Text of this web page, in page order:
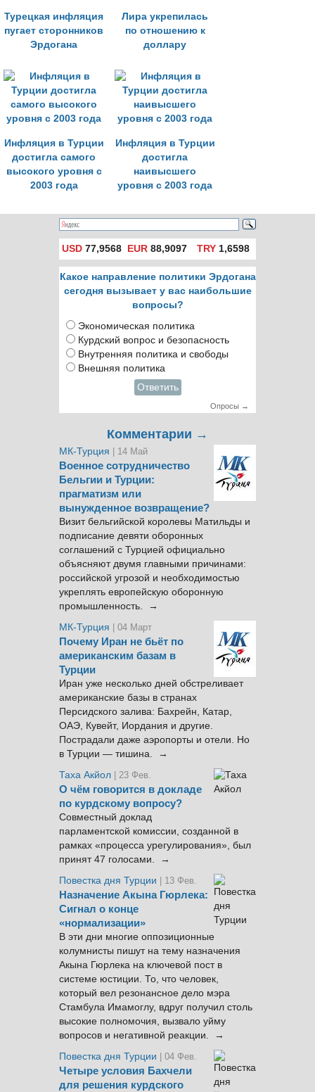
Турецкая инфляция
пугает сторонников
Эрдогана
Лира укрепилась
по отношению к
доллару
Инфляция в Турции
достигла самого
высокого уровня с
2003 года
Инфляция в Турции
достигла
наивысшего
уровня с 2003 года
USD 77,9568 EUR 88,9097 TRY1,6598
Какое направление политики Эрдогана
сегодня вызывает у вас наибольшие
вопросы?
Экономическая политика
Курдский вопрос и безопасность
Внутренняя политика и свободы
Внешняя политика
Ответить
Опросы →
Комментарии →
МК-Турция | 14 Май
Военное сотрудничество
Бельгии и Турции:
прагматизм или
вынужденное возвращение?
Визит бельгийской королевы Матильды и
подписание девяти оборонных
соглашений с Турцией официально
объясняют двумя главными причинами:
российской угрозой и необходимостью
укреплять европейскую оборонную
промышленность. →
МК-Турция
| 04 Март
Почему Иран не бьёт по
американским базам в
Турции
Иран уже несколько дней обстреливает
американские базы в странах
Персидского залива: Бахрейн, Катар,
ОАЭ, Кувейт, Иордания и другие.
Пострадали даже аэропорты и отели. Но
в Турции — тишина. →
Таха Акйол | 23 Фев.
О чём говорится в докладе
по курдскому вопросу?
Совместный доклад
парламентской комиссии, созданной в
рамках «процесса урегулирования», был
принят 47 голосами. →
Повестка дня Турции
| 13 Фев.
Назначение Акына Гюрлека:
Сигнал о конце
«нормализации»
В эти дни многие оппозиционные
колумнисты пишут на тему назначения
Акына Гюрлека на ключевой пост в
системе юстиции. То, что человек,
который вел резонансное дело мэра
Стамбула Имамоглу, вдруг получил столь
высокие полномочия, вызвало уйму
вопросов и негативной реакции. →
Повестка дня Турции
| 04 Фев.
Четыре условия Бахчели
для решения курдского